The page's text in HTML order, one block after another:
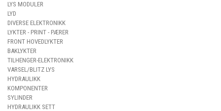
LYS MODULER
LYD
DIVERSE ELEKTRONIKK
LYKTER - PRINT - PÆRER
FRONT HOVEDLYKTER
BAKLYKTER
TILHENGER-ELEKTRONIKK
VARSEL/BLITZ LYS
HYDRAULIKK
KOMPONENTER
SYLINDER
HYDRAULIKK SETT